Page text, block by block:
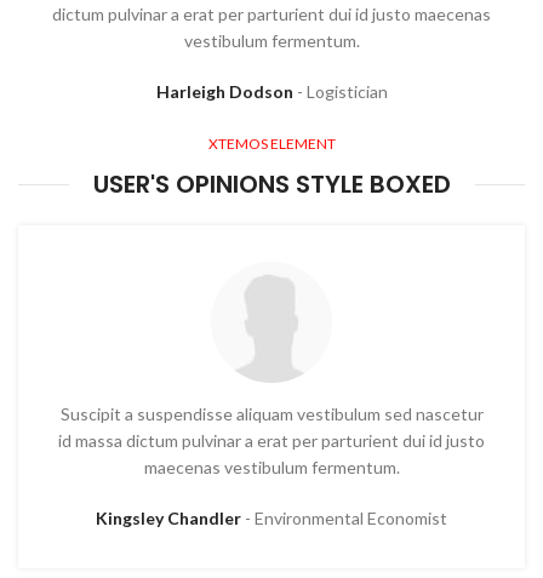
dictum pulvinar a erat per parturient dui id justo maecenas
vestibulum fermentum.
Harleigh Dodson Logistician
XTEMOS ELEMENT
USER'S OPINIONS STYLE BOXED
Suscipit a suspendisse aliquam vestibulum sed nascetur
id massa dictum pulvinar a erat per parturient dui id justo
maecenas vestibulum fermentum.
Kingsley Chandler Environmental Economist